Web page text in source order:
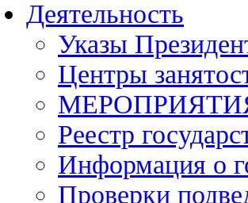
Деятельность
Указы
Центры
Реестр
Информация о
Проверки